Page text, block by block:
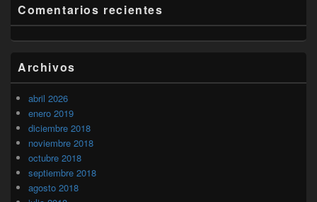
Comentarios recientes
Archivos
abril 2026
enero 2019
diciembre 2018
noviembre 2018
octubre 2018
septiembre 2018
agosto 2018